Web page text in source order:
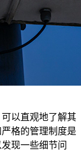
以直观地了解其
格的管理制度是
现一些细节问